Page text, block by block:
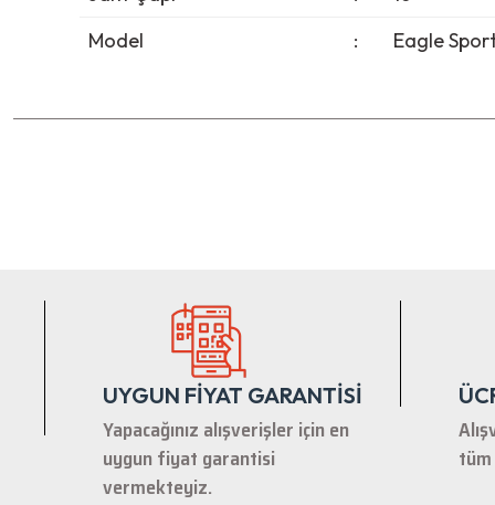
Model
: Eagle
Ürün bilgilerinde hatalar bulunuyor.
Ürün fiyatı diğer sitelerden daha pahalı.
Bu ürüne benzer farklı alternatifler olmalı.
UYGUN FİYAT GARANTİSİ
Yapacağınız alışverişler için en
uygun fiyat garantisi
vermekteyiz.